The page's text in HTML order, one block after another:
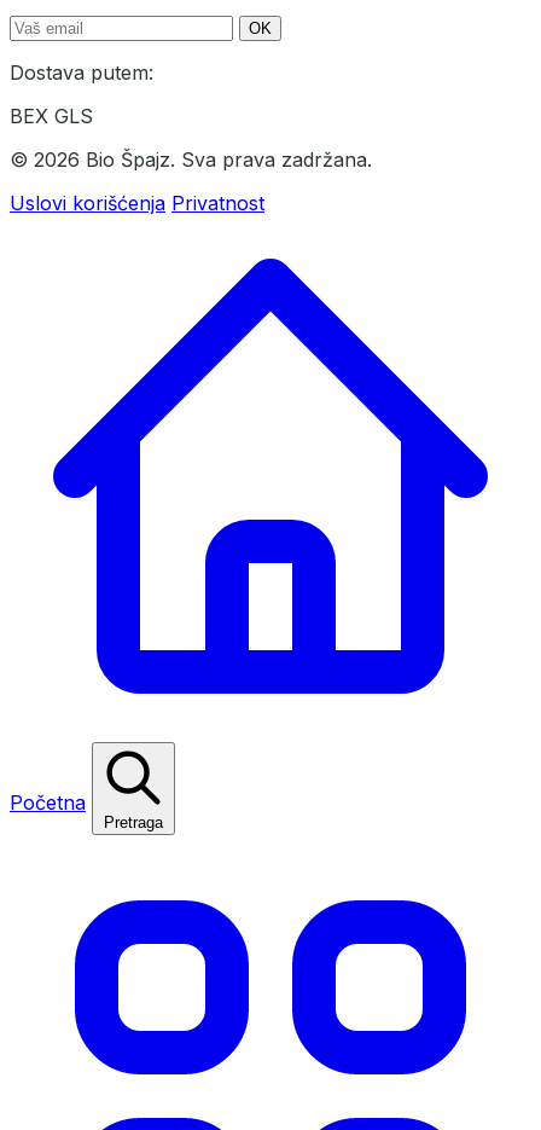
OK
Dostava putem:
BEX GLS
© 2026 Bio Špajz. Sva prava zadržana.
Uslovi korišćenja Privatnost
Početna
Pretraga